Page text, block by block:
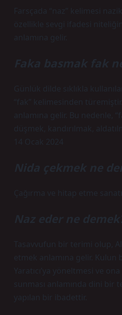
Farsçada “naz” kelimesi
özellikle sevgi ifadesi
anlamına gelir.
Faka basmak fak
Günlük dilde sıklıkla
“fak” kelimesinden
anlamına gelir. Bu nedenle,
düşmek, kandırılmak,
14 Ocak 2024
Nida çekmek ne
Çağırma ve hitap etme sanatı.
Naz eder ne demek?
Tasavvufun bir terimi olup,
etmek anlamına gelir. Kulun
Yaratıcı’ya yöneltmesi ve ona
sunması anlamında dini bir
yapılan bir ibadettir.